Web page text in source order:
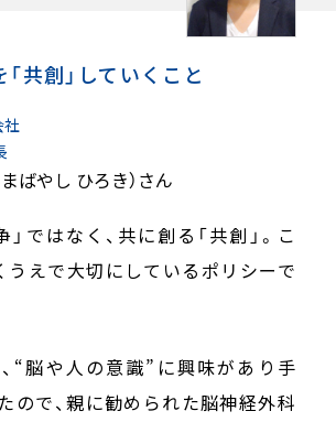
共創」していくこと
社
ばやし ひろき）さん
」ではなく、共に創る「共創」。こ
うえで大切にしているポリシーで
“脳や人の意識”に興味があり手
ので、親に勧められた脳神経外科